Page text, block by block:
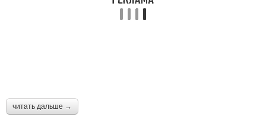
бутылками
читать дальше →